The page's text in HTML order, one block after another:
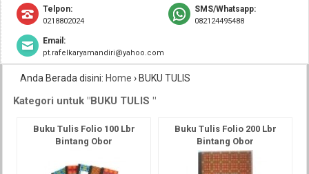
Telpon:
0218802024
SMS/Whatsapp:
082124495488
Email:
pt.rafelkaryamandiri@yahoo.com
Anda Berada disini: Home › BUKU TULIS
Kategori untuk "BUKU TULIS "
Buku Tulis Folio 100 Lbr
Bintang Obor
Buku Tulis Folio 200 Lbr
Bintang Obor